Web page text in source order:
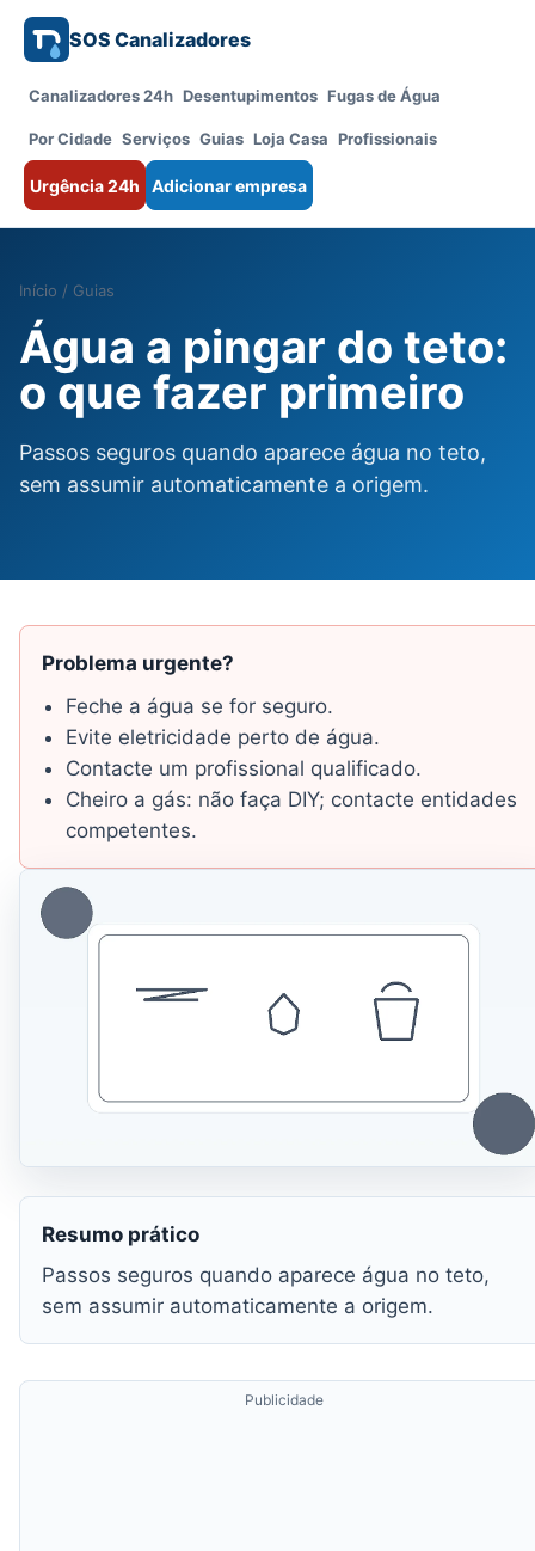
SOS Canalizadores
Canalizadores 24h Desentupimentos Fugas de Água
Por Cidade Serviços Guias Loja Casa Profissionais
Urgência 24h Adicionar empresa
Início / Guias
Água a pingar do teto:
o que fazer primeiro
Passos seguros quando aparece água no teto,
sem assumir automaticamente a origem.
Problema urgente?
Feche a água se for seguro.
Evite eletricidade perto de água.
Contacte um profissional qualificado.
Cheiro a gás: não faça DIY; contacte entidades
competentes.
Resumo prático
Passos seguros quando aparece água no teto,
sem assumir automaticamente a origem.
Publicidade